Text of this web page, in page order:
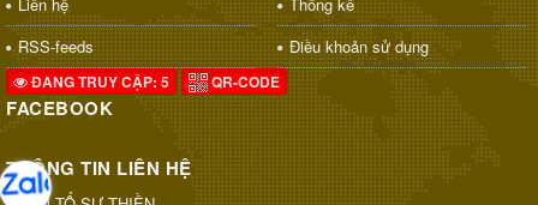
RSS-feeds
Điều khoản sử dụng
ĐANG TRUY CẬP: 5 QR-CODE
FACEBOOK
THÔNG TIN LIÊN HỆ